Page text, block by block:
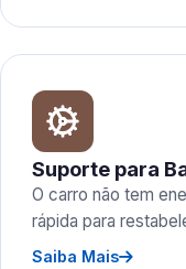
Suporte para
O carro não tem
rápida para
Saiba Mais